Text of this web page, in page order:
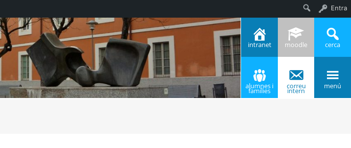
intranet moodle cerca
alumnes i
famílies
correu
intern
menú
Entra